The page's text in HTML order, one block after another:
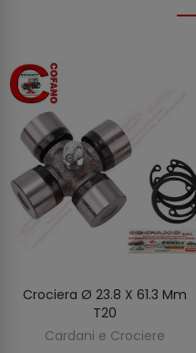
AGGIUNGI AL CARRELLO
Crociera Ø 23.8 X 61.3 Mm
T20
Cardani e Crociere